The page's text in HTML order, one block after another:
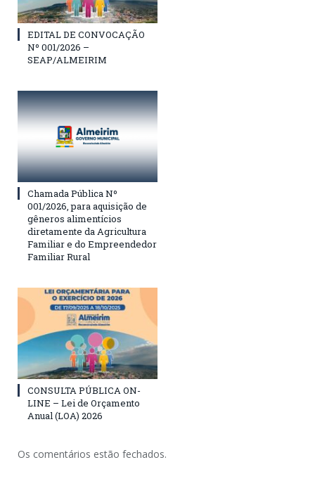
EDITAL DE CONVOCAÇÃO
Nº 001/2026 –
SEAP/ALMEIRIM
Chamada Pública Nº
001/2026, para aquisição de
gêneros alimentícios
diretamente da Agricultura
Familiar e do Empreendedor
Familiar Rural
CONSULTA PÚBLICA ON-
LINE – Lei de Orçamento
Anual (LOA) 2026
Os comentários estão fechados.